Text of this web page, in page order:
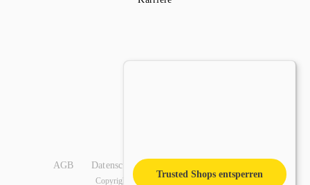
AGB Datenschutz
Copyright © 2024 Luis Dias GmbH
Trusted Shops entsperren